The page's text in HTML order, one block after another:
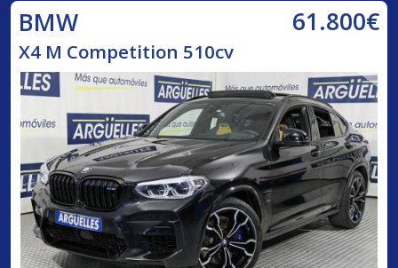
BMW 61.800€
X4 M Competition 510cv